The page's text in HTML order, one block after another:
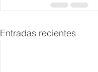
Entradas recientes